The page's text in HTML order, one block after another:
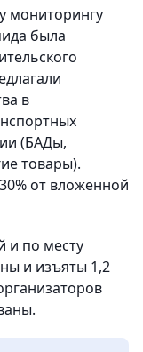
мониторингу
была
в
(БАДы,
товары).
от вложенной
и по месту
и изъяты 1,2